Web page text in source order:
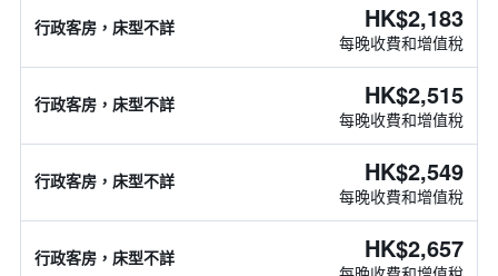
行政客房，床型不詳 HK$2,183
每晚收費和增值稅
行政客房，床型不詳 HK$2,515
每晚收費和增值稅
行政客房，床型不詳 HK$2,549
每晚收費和增值稅
行政客房，床型不詳 HK$2,657